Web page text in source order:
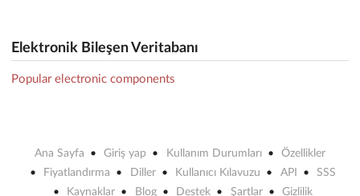
Elektronik Bileşen Veritabanı
Popular electronic components
Ana Sayfa Giriş yap Kullanım Durumları
Özellikler
Fiyatlandırma
Diller Kullanıcı Kılavuzu API
SSS
Kaynaklar
Blog Destek Şartlar Gizlilik